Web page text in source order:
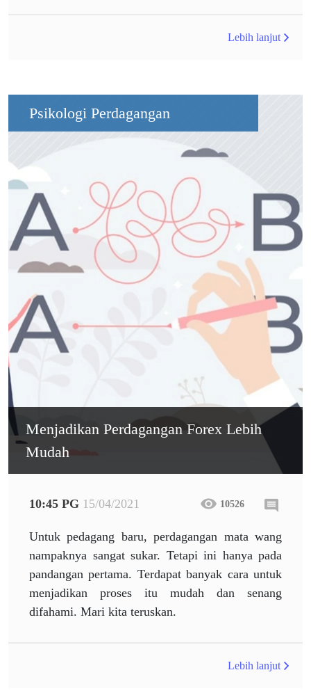
Lebih lanjut
Psikologi Perdagangan
Menjadikan Perdagangan Forex Lebih
Mudah
10:45 PG 15/04/2021 10526
Untuk pedagang baru, perdagangan mata wang
nampaknya sangat sukar. Tetapi ini hanya pada
pandangan pertama. Terdapat banyak cara untuk
menjadikan proses itu mudah dan senang
difahami. Mari kita teruskan.
Lebih lanjut